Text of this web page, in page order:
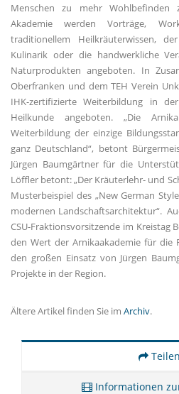
Menschen zu mehr
Akademie werden Vorträge,
traditionellem Heilkräuterwissen,
Kulinarik oder die handwerkliche
Naturprodukten angeboten. In
Oberfranken und dem TEH Verein
IHK-zertifizierte Weiterbildung in
Heilkunde angeboten. „Die
Weiterbildung der einzige
ganz Deutschland“, betont
Jürgen Baumgärtner für die
Löffler betont: „Der Kräuterlehr- und
Musterbeispiel des „New German
modernen Landschaftsarchitektur“.
CSU-Fraktionsvorsitzende im Kreistag
den Wert der Arnikaakademie für die
den großen Einsatz von Jürgen
Projekte in der Region.
Ältere Artikel finden Sie im Archiv.
Teilen
Informationen